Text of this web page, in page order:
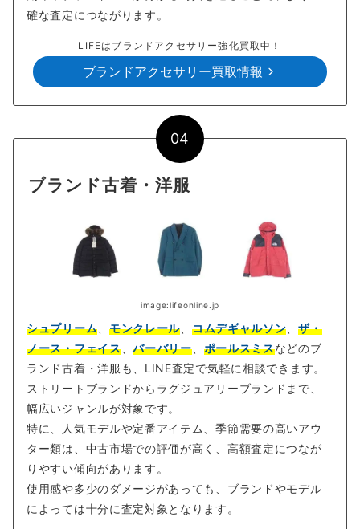
確な査定につながります。
LIFEはブランドアクセサリー強化買取中！
ブランドアクセサリー買取情報
04
ブランド古着・洋服
image:lifeonline.jp
シュプリーム モンクレール コムデギャルソン 、ザ・
ノース・フェイス、バーバリー、 ポールスミスなどのブ
ランド古着・洋服も、LINE査定で気軽に相談できます。
ストリートブランドからラグジュアリーブランドまで、
幅広いジャンルが対象です。
特に、人気モデルや定番アイテム、季節需要の高いアウ
ター類は、中古市場での評価が高く、高額査定につなが
りやすい傾向があります。
使用感や多少のダメージがあっても、ブランドやモデル
によっては十分に査定対象となります。